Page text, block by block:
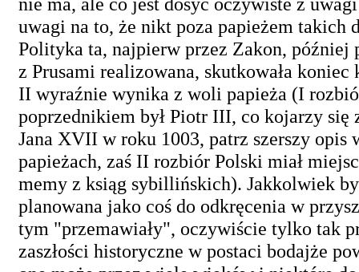
uwagi na to, że nikt poza papieżem
Polityka ta, najpierw przez Zakon, później
z Prusami realizowana, skutkowała
II wyraźnie wynika z woli papieża (I
poprzednikiem był Piotr III, co kojarzy
Jana XVII w roku 1003, patrz szerszy
papieżach, zaś II rozbiór Polski miał
memy z ksiąg sybillińskich). Jakkolwiek
planowana jako coś do odkręcenia w
tym "przemawiały", oczywiście tylko tak
zaszłości historyczne w postaci bodajże